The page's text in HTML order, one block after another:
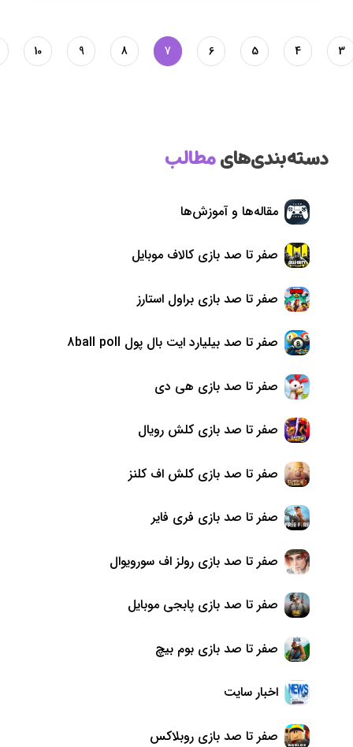
3
4
5
6
7
8
9
10
دسته‌بندی‌هایمطالب
مقاله‌ها و آموزش‌ها
صفر تا صد بازی کالاف موبایل
صفر تا صد بازی براول استارز
صفر تا صد بیلیارد ایت بال پول 8ball poll
صفر تا صد بازی هی دی
صفر تا صد بازی کلش رویال
صفر تا صد بازی کلش اف کلنز
صفر تا صد بازی فری فایر
صفر تا صد بازی رولز اف سورویوال
صفر تا صد بازی پابجی موبایل
صفر تا صد بازی بوم بیچ
اخبار سایت
صفر تا صد بازی روبلاکس